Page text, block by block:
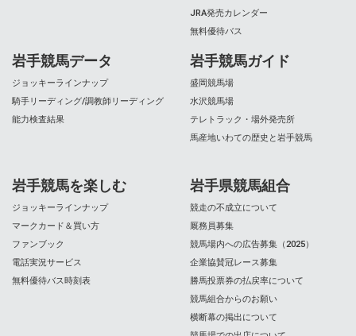
JRA発売カレンダー
無料優待バス
岩手競馬データ
ジョッキーラインナップ
騎手リーディング/調教師リーディング
能力検査結果
岩手競馬ガイド
盛岡競馬場
水沢競馬場
テレトラック・場外発売所
馬産地いわての歴史と岩手競馬
岩手競馬を楽しむ
ジョッキーラインナップ
マークカード＆買い方
ファンブック
電話実況サービス
無料優待バス時刻表
岩手県競馬組合
競走の不成立について
厩務員募集
競馬場内への広告募集（2025）
企業協賛冠レース募集
勝馬投票券の払戻率について
競馬組合からのお願い
横断幕の掲出について